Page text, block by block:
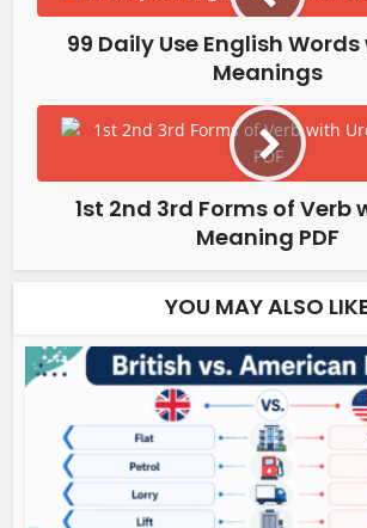
99 Daily Use English
Meanings
1st 2nd 3rd Forms of Verb
Meaning PDF
YOU MAY ALSO